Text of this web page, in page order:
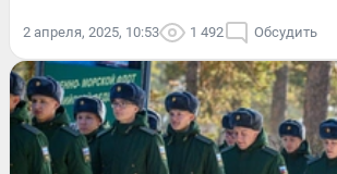
2 апреля, 2025, 10:53 1 492 Обсудить